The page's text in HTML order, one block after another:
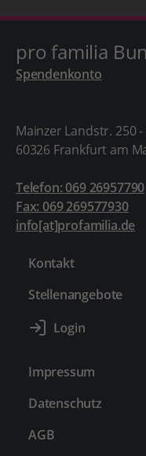
pro familia
Spendenkonto
Mainzer Landstr. 250 -
60326 Frankfurt am
Telefon: 069 26957790
Fax: 069 269577930
info[at]profamilia.de
Kontakt
Stellenangebote
Impressum
Datenschutz
AGB